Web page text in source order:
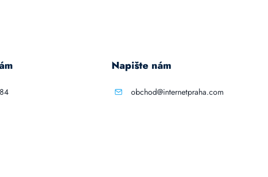
Napište nám
obchod@internetpraha.com